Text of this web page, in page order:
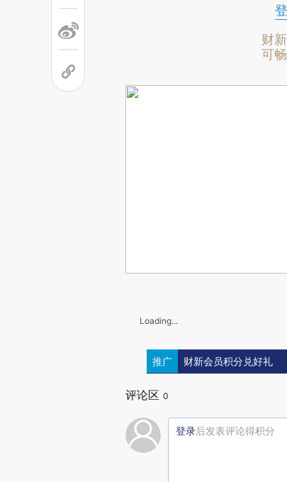
财
可
Loading...
推广 财新会员积分兑好礼
评论区 0
登录后发表评论得积分